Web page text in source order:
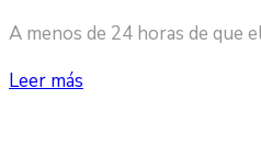
A menos de 24 horas de que
Leer más